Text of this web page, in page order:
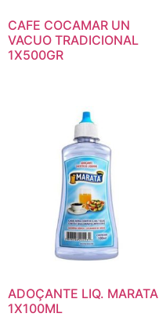
CAFE COCAMAR UN
VACUO TRADICIONAL
1X500GR
ADOÇANTE LIQ. MARATA
1X100ML